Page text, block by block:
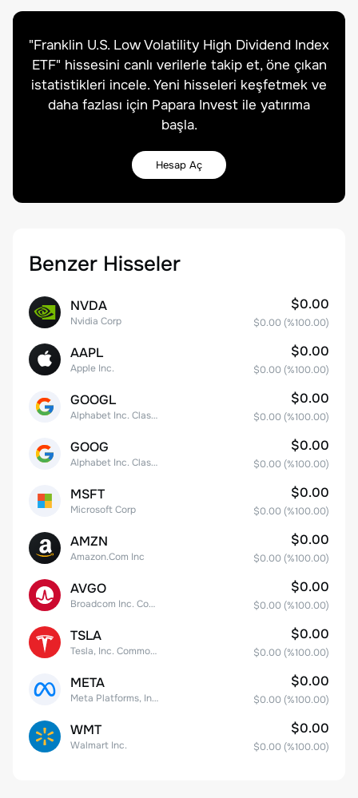
"Franklin U.S. Low Volatility High Dividend Index
ETF" hissesini canlı verilerle takip et, öne çıkan
istatistikleri incele. Yeni hisseleri keşfetmek ve
daha fazlası için Papara Invest ile yatırıma
başla.
Hesap Aç
Benzer Hisseler
NVDA
Nvidia Corp
$0.00
$0.00 (%100.00)
AAPL
Apple Inc.
$0.00
$0.00 (%100.00)
GOOGL
Alphabet Inc. Class A Common Stock
$0.00
$0.00 (%100.00)
GOOG
Alphabet Inc. Class C Capital Stock
$0.00
$0.00 (%100.00)
MSFT
Microsoft Corp
$0.00
$0.00 (%100.00)
AMZN
Amazon.Com Inc
$0.00
$0.00 (%100.00)
AVGO
Broadcom Inc. Common Stock
$0.00
$0.00 (%100.00)
TSLA
Tesla, Inc. Common Stock
$0.00
$0.00 (%100.00)
META
Meta Platforms, Inc. Class A Common Stock
$0.00
$0.00 (%100.00)
WMT
Walmart Inc.
$0.00
$0.00 (%100.00)